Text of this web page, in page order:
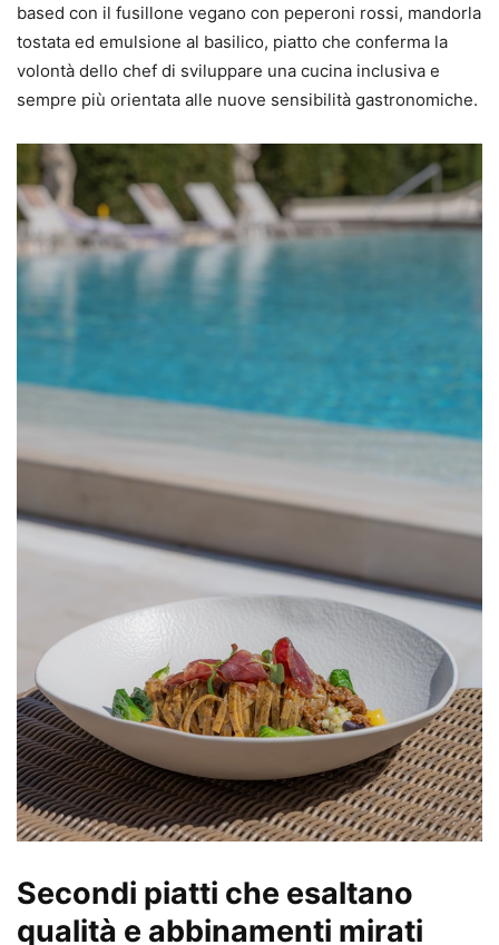
based con il fusillone vegano con peperoni rossi, mandorla
tostata ed emulsione al basilico, piatto che conferma la
volontà dello chef di sviluppare una cucina inclusiva e
sempre più orientata alle nuove sensibilità gastronomiche.
Secondi piatti che esaltano
qualità e abbinamenti mirati